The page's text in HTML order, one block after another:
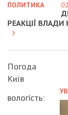
ПОЛИТИКА
РЕАКЦІЇ
Погода
Київ
вологість: